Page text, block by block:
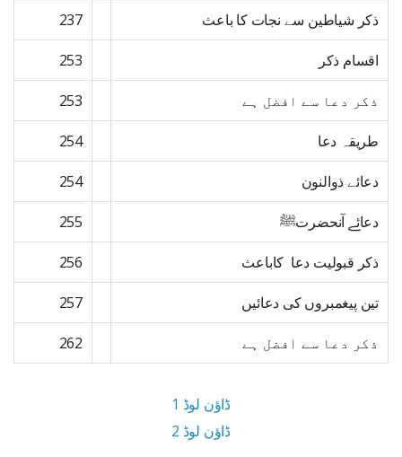
ذکر شیاطین سے نجات کا باعث 237
اقسام ذکر 253
ذکر دعا سے افضل ہے 253
طریقہ دعا 254
دعائے ذوالنون 254
دعائے آنحضرتﷺ 255
ذکر قبولیت دعا کاباعث 256
تین پیغمبروں کی دعائیں 257
ذکر دعا سے افضل ہے 262
ڈاؤن لوڈ 1
ڈاؤن لوڈ 2